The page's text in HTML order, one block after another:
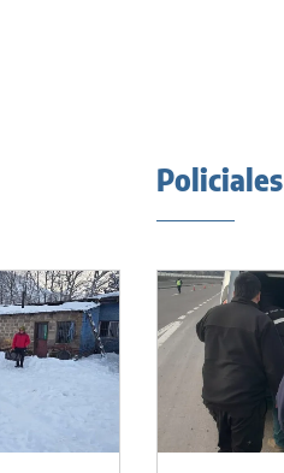
Policiales